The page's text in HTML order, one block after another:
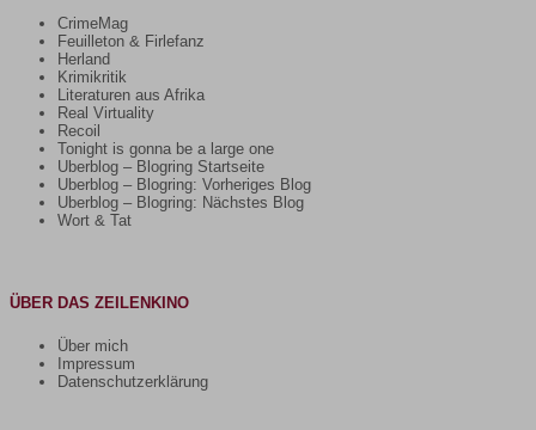
CrimeMag
Feuilleton & Firlefanz
Herland
Krimikritik
Literaturen aus Afrika
Real Virtuality
Recoil
Tonight is gonna be a large one
Uberblog – Blogring Startseite
Uberblog – Blogring: Vorheriges Blog
Uberblog – Blogring: Nächstes Blog
Wort & Tat
ÜBER DAS ZEILENKINO
Über mich
Impressum
Datenschutzerklärung